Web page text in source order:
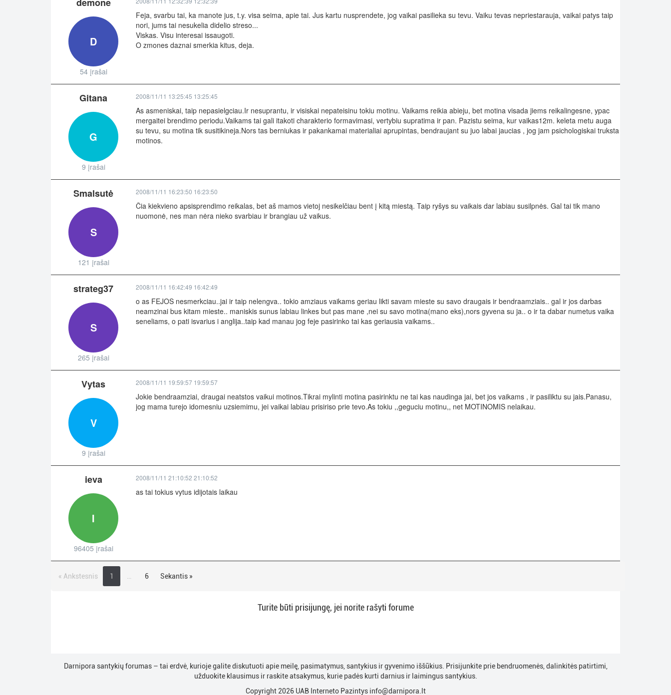
D
54 įrašai
Feja, svarbu tai, ka manote jus, t.y. visa seima, apie tai. Jus kartu nusprendete, jog vaikai pasilieka su tevu. Vaiku tevas nepriestarauja, vaikai patys taip
nori, jums tai nesukelia didelio streso...
Viskas. Visu interesai issaugoti.
O zmones daznai smerkia kitus, deja.
Gitana
G
9 įrašai
2008/11/11 13:25:45 13:25:45
As asmeniskai, taip nepasielgciau.Ir nesuprantu, ir visiskai nepateisinu tokiu motinu. Vaikams reikia abieju, bet motina visada jiems reikalingesne, ypac
mergaitei brendimo periodu.Vaikams tai gali itakoti charakterio formavimasi, vertybiu supratima ir pan. Pazistu seima, kur vaikas12m. keleta metu auga
su tevu, su motina tik susitikineja.Nors tas berniukas ir pakankamai materialiai aprupintas, bendraujant su juo labai jaucias , jog jam psichologiskai truksta
motinos.
Smalsutė
S
121 įrašai
2008/11/11 16:23:50 16:23:50
Čia kiekvieno apsisprendimo reikalas, bet aš mamos vietoj nesikelčiau bent į kitą miestą. Taip ryšys su vaikais dar labiau susilpnės. Gal tai tik mano
nuomonė, nes man nėra nieko svarbiau ir brangiau už vaikus.
strateg37
S
265 įrašai
2008/11/11 16:42:49 16:42:49
o as FEJOS nesmerkciau..jai ir taip nelengva.. tokio amziaus vaikams geriau likti savam mieste su savo draugais ir bendraamziais.. gal ir jos darbas
neamzinai bus kitam mieste.. maniskis sunus labiau linkes but pas mane ,nei su savo motina(mano eks),nors gyvena su ja.. o ir ta dabar numetus vaika
seneliams, o pati isvarius i anglija..taip kad manau jog feje pasirinko tai kas geriausia vaikams..
Vytas
V
9 įrašai
2008/11/11 19:59:57 19:59:57
Jokie bendraamziai, draugai neatstos vaikui motinos.Tikrai mylinti motina pasirinktu ne tai kas naudinga jai, bet jos vaikams , ir pasiliktu su jais.Panasu,
jog mama turejo idomesniu uzsiemimu, jei vaikai labiau prisiriso prie tevo.As tokiu ,,geguciu motinu,, net MOTINOMIS nelaikau.
ieva
I
96405 įrašai
2008/11/11 21:10:52 21:10:52
as tai tokius vytus idijotais laikau
« Ankstesnis 1 6 Sekantis »
Turite būti prisijungę, jei norite rašyti forume
Darnipora santykių forumas – tai erdvė, kurioje galite diskutuoti apie meilę, pasimatymus, santykius ir gyvenimo iššūkius. Prisijunkite prie bendruomenės, dalinkitės patirtimi,
užduokite klausimus ir raskite atsakymus, kurie padės kurti darnius ir laimingus santykius.
Copyright 2026 UAB Interneto Pazintys info@darnipora.lt